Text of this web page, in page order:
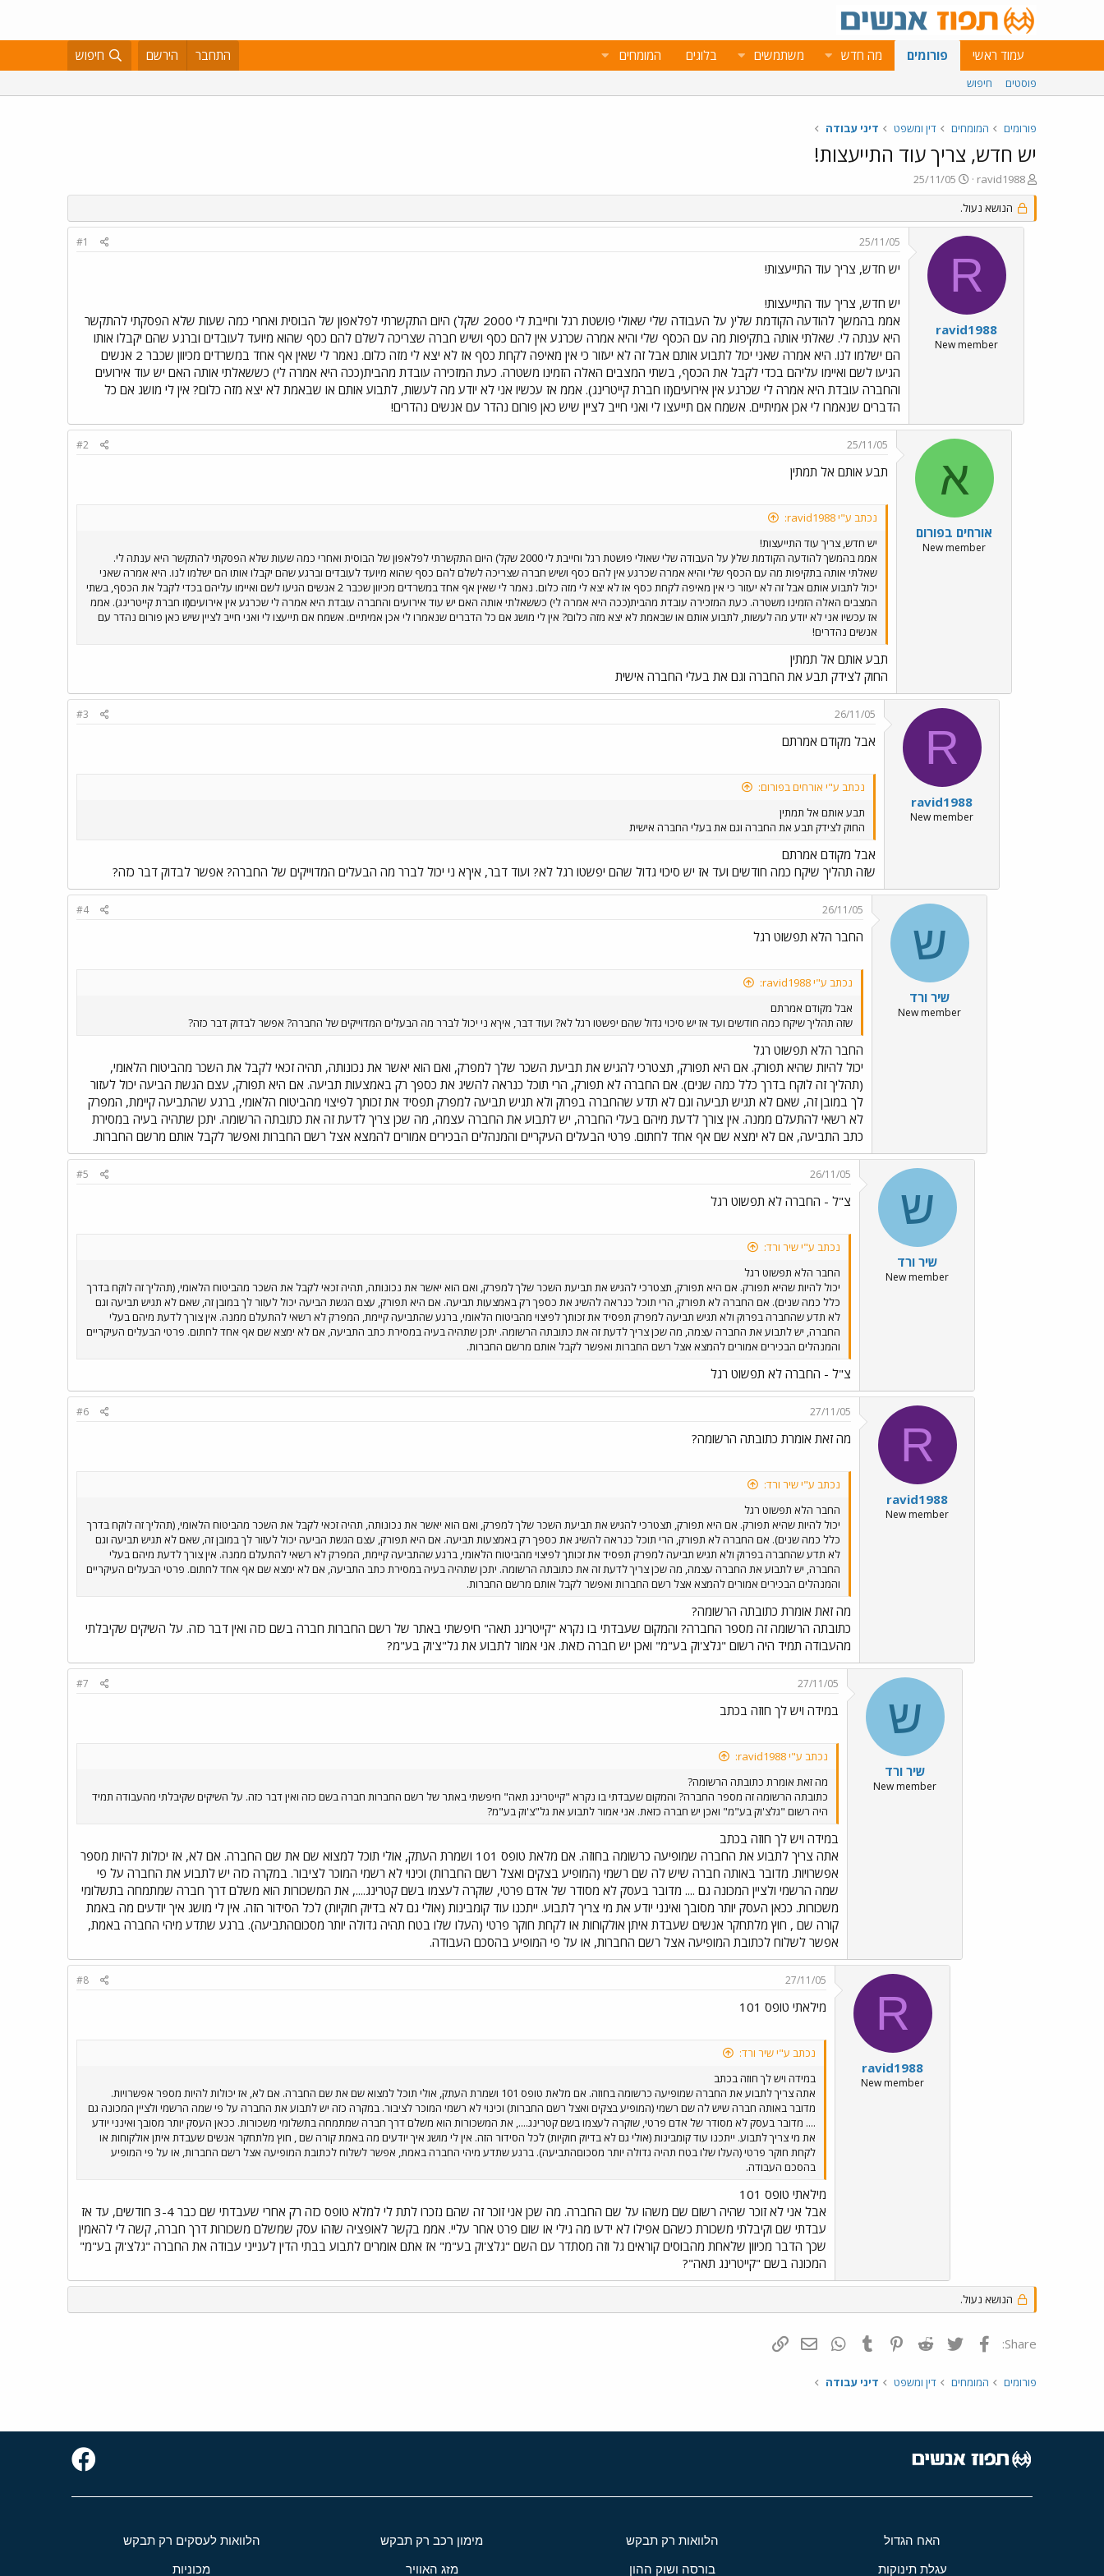
עמוד ראשי פורומים מה חדש משתמשים בלוגים המומחים התחבר הירשם חיפוש
פוסטים חיפוש
פורומים המומחים דין ומשפט דיני עבודה
יש חדש, צריך עוד התייעצות!
פ
ו
ת
ח
ravid1988
פ
ו
ס
ם
ר
י
ך
25/11/05
הנושא נעול.
R
ravid1988
New member
25/11/05
#1
יש חדש, צריך עוד התייעצות!
יש חדש, צריך עוד התייעצות!
אממ בהמשך להודעה הקודמת שלי( על העבודה שלי שאולי פושטת רגל וחייבת לי 2000 שקל) היום התקשרתי לפלאפון של הבוסית ואחרי כמה שעות שלא הפסקתי להתקשר
היא ענתה לי. שאלתי אותה בתקיפות מה עם הכסף שלי והיא אמרה שכרגע אין להם כסף ושיש חברה שצריכה לשלם להם כסף שהוא מיועד לעובדים וברגע שהם יקבלו אותו
הם ישלמו לנו. היא אמרה שאני יכול לתבוע אותם אבל זה לא יעזור כי אין מאיפה לקחת כסף אז לא יצא לי מזה כלום. נאמר לי שאין אף אחד במשרדים מכיוון שכבר 2 אנשים
הגיעו לשם ואיימו עליהם בכדי לקבל את הכסף, בשתי המצבים האלה הזמינו משטרה. כעת המזכירה עובדת מהבית(ככה היא אמרה לי) כששאלתי אותה האם יש עוד אירועים
והחברה עובדת היא אמרה לי שכרגע אין אירועים(זו חברת קייטרינג). אממ אז עכשיו אני לא יודע מה לעשות, לתבוע אותם או שבאמת לא יצא מזה כלום? אין לי מושג אם כל
הדברים שנאמרו לי אכן אמיתיים. אשמח אם תייעצו לי ואני חייב לציין שיש כאן פורום נהדר עם אנשים נהדרים!
א
אורחים בפורום
New member
25/11/05
#2
תבע אותם אל תמתין
נכתב ע"י ravid1988:
יש חדש, צריך עוד התייעצות!
אממ בהמשך להודעה הקודמת שלי( על העבודה שלי שאולי פושטת רגל וחייבת לי 2000 שקל) היום התקשרתי לפלאפון של הבוסית ואחרי כמה שעות שלא הפסקתי להתקשר היא ענתה לי.
שאלתי אותה בתקיפות מה עם הכסף שלי והיא אמרה שכרגע אין להם כסף ושיש חברה שצריכה לשלם להם כסף שהוא מיועד לעובדים וברגע שהם יקבלו אותו הם ישלמו לנו. היא אמרה שאני
יכול לתבוע אותם אבל זה לא יעזור כי אין מאיפה לקחת כסף אז לא יצא לי מזה כלום. נאמר לי שאין אף אחד במשרדים מכיוון שכבר 2 אנשים הגיעו לשם ואיימו עליהם בכדי לקבל את הכסף, בשתי
המצבים האלה הזמינו משטרה. כעת המזכירה עובדת מהבית(ככה היא אמרה לי) כששאלתי אותה האם יש עוד אירועים והחברה עובדת היא אמרה לי שכרגע אין אירועים(זו חברת קייטרינג). אממ
אז עכשיו אני לא יודע מה לעשות, לתבוע אותם או שבאמת לא יצא מזה כלום? אין לי מושג אם כל הדברים שנאמרו לי אכן אמיתיים. אשמח אם תייעצו לי ואני חייב לציין שיש כאן פורום נהדר עם
אנשים נהדרים!
תבע אותם אל תמתין
החוק לצידק תבע את החברה וגם את בעלי החברה אישית
R
ravid1988
New member
26/11/05
#3
אבל מקודם אמרתם
נכתב ע"י אורחים בפורום:
תבע אותם אל תמתין
החוק לצידק תבע את החברה וגם את בעלי החברה אישית
אבל מקודם אמרתם
שזה תהליך שיקח כמה חודשים ועד אז יש סיכוי גדול שהם יפשטו רגל לא? ועוד דבר, איךא ני יכול לברר מה הבעלים המדוייקים של החברה? אפשר לבדוק דבר כזה?
ש
שיר ורד
New member
26/11/05
#4
החבר הלא תפשוט רגל
נכתב ע"י ravid1988:
אבל מקודם אמרתם
שזה תהליך שיקח כמה חודשים ועד אז יש סיכוי גדול שהם יפשטו רגל לא? ועוד דבר, איךא ני יכול לברר מה הבעלים המדוייקים של החברה? אפשר לבדוק דבר כזה?
החבר הלא תפשוט רגל
יכול להיות שהיא תפורק. אם היא תפורק, תצטרכי להגיש את תביעת השכר שלך למפרק, ואם הוא יאשר את נכונותה, תהיה זכאי לקבל את השכר מהביטוח הלאומי,
(תהליך זה לוקח בדרך כלל כמה שנים). אם החברה לא תפורק, הרי תוכל כנראה להשיג את כספך רק באמצעות תביעה. אם היא תפורק, עצם הגשת הביעה יכול לעזור
לך במובן זה, שאם לא תגיש תביעה וגם לא תדע שהחברה בפרוק ולא תגיש תביעה למפרק תפסיד את זכותך לפיצוי מהביטוח הלאומי, ברגע שהתביעה קיימת, המפרק
לא רשאי להתעלם ממנה. אין צורך לדעת מיהם בעלי החברה, יש לתבוע את החברה עצמה, מה שכן צריך לדעת זה את כתובתה הרשומה. יתכן שתהיה בעיה במסירת
כתב התביעה, אם לא ימצא שם אף אחד לחתום. פרטי הבעלים העיקריים והמנהלים הבכירים אמורים להמצא אצל רשם החברות ואפשר לקבל אותם מרשם החברות.
ש
שיר ורד
New member
26/11/05
#5
צ"ל - החברה לא תפשוט רגל
נכתב ע"י שיר ורד:
החבר הלא תפשוט רגל
יכול להיות שהיא תפורק. אם היא תפורק, תצטרכי להגיש את תביעת השכר שלך למפרק, ואם הוא יאשר את נכונותה, תהיה זכאי לקבל את השכר מהביטוח הלאומי, (תהליך זה לוקח בדרך
כלל כמה שנים). אם החברה לא תפורק, הרי תוכל כנראה להשיג את כספך רק באמצעות תביעה. אם היא תפורק, עצם הגשת הביעה יכול לעזור לך במובן זה, שאם לא תגיש תביעה וגם
לא תדע שהחברה בפרוק ולא תגיש תביעה למפרק תפסיד את זכותך לפיצוי מהביטוח הלאומי, ברגע שהתביעה קיימת, המפרק לא רשאי להתעלם ממנה. אין צורך לדעת מיהם בעלי
החברה, יש לתבוע את החברה עצמה, מה שכן צריך לדעת זה את כתובתה הרשומה. יתכן שתהיה בעיה במסירת כתב התביעה, אם לא ימצא שם אף אחד לחתום. פרטי הבעלים העיקריים
והמנהלים הבכירים אמורים להמצא אצל רשם החברות ואפשר לקבל אותם מרשם החברות.
צ"ל - החברה לא תפשוט רגל
R
ravid1988
New member
27/11/05
#6
מה זאת אומרת כתובתה הרשומה?
נכתב ע"י שיר ורד:
החבר הלא תפשוט רגל
יכול להיות שהיא תפורק. אם היא תפורק, תצטרכי להגיש את תביעת השכר שלך למפרק, ואם הוא יאשר את נכונותה, תהיה זכאי לקבל את השכר מהביטוח הלאומי, (תהליך זה לוקח בדרך
כלל כמה שנים). אם החברה לא תפורק, הרי תוכל כנראה להשיג את כספך רק באמצעות תביעה. אם היא תפורק, עצם הגשת הביעה יכול לעזור לך במובן זה, שאם לא תגיש תביעה וגם
לא תדע שהחברה בפרוק ולא תגיש תביעה למפרק תפסיד את זכותך לפיצוי מהביטוח הלאומי, ברגע שהתביעה קיימת, המפרק לא רשאי להתעלם ממנה. אין צורך לדעת מיהם בעלי
החברה, יש לתבוע את החברה עצמה, מה שכן צריך לדעת זה את כתובתה הרשומה. יתכן שתהיה בעיה במסירת כתב התביעה, אם לא ימצא שם אף אחד לחתום. פרטי הבעלים העיקריים
והמנהלים הבכירים אמורים להמצא אצל רשם החברות ואפשר לקבל אותם מרשם החברות.
מה זאת אומרת כתובתה הרשומה?
כתובתה הרשומה זה מספר החברה? והמקום שעבדתי בו נקרא "קייטרינג תאה" חיפשתי באתר של רשם החברות חברה בשם כזה ואין דבר כזה. על השיקים שקיבלתי
מהעבודה תמיד היה רשום "גלצ'וק בע"מ" ואכן יש חברה כזאת. אני אמור לתבוע את גל"צ'וק בע"מ?
ש
שיר ורד
New member
27/11/05
#7
במידה ויש לך חוזה בכתב
נכתב ע"י ravid1988:
מה זאת אומרת כתובתה הרשומה?
כתובתה הרשומה זה מספר החברה? והמקום שעבדתי בו נקרא "קייטרינג תאה" חיפשתי באתר של רשם החברות חברה בשם כזה ואין דבר כזה. על השיקים שקיבלתי מהעבודה תמיד
היה רשום "גלצ'וק בע"מ" ואכן יש חברה כזאת. אני אמור לתבוע את גל"צ'וק בע"מ?
במידה ויש לך חוזה בכתב
אתה צריך לתבוע את החברה שמופיעה כרשומה בחוזה. אם מלאת טופס 101 ושמרת העתק, אולי תוכל למצוא שם את שם החברה. אם לא, אז יכולות להיות מספר
אפשרויות. מדובר באותה חברה שיש לה שם רשמי (המופיע בצקים ואצל רשם החברות) וכינוי לא רשמי המוכר לציבור. במקרה כזה יש לתבוע את החברה על פי
שמה הרשמי ולציין המכונה גם .... מדובר בעסק לא מסודר של אדם פרטי, שוקרה לעצמו בשם קטרינג...., את המשכורות הוא משלם דרך חברה שמתמחה בתשלומי
משכורות. ככאן העסק יותר מסובך ואינני יודע את מי צריך לתבוע. ייתכנו עוד קומבינות (אולי גם לא בדיוק חוקיות) לכל הסידור הזה. אין לי מושג איך יודעים מה באמת
קורה שם , חוץ מלתחקר אנשים שעבדת איתן אולקוחות או לקחת חוקר פרטי (העלו שלו בטח תהיה גדולה יותר מסכוםהתביעה). ברגע שתדע מיהי החברה באמת,
אפשר לשלוח לכתובת המופיעה אצל רשם החברות, או על פי המופיע בהסכם העבודה.
R
ravid1988
New member
27/11/05
#8
מילאתי טופס 101
נכתב ע"י שיר ורד:
במידה ויש לך חוזה בכתב
אתה צריך לתבוע את החברה שמופיעה כרשומה בחוזה. אם מלאת טופס 101 ושמרת העתק, אולי תוכל למצוא שם את שם החברה. אם לא, אז יכולות להיות מספר אפשרויות.
מדובר באותה חברה שיש לה שם רשמי (המופיע בצקים ואצל רשם החברות) וכינוי לא רשמי המוכר לציבור. במקרה כזה יש לתבוע את החברה על פי שמה הרשמי ולציין המכונה גם
.... מדובר בעסק לא מסודר של אדם פרטי, שוקרה לעצמו בשם קטרינג...., את המשכורות הוא משלם דרך חברה שמתמחה בתשלומי משכורות. ככאן העסק יותר מסובך ואינני יודע
את מי צריך לתבוע. ייתכנו עוד קומבינות (אולי גם לא בדיוק חוקיות) לכל הסידור הזה. אין לי מושג איך יודעים מה באמת קורה שם , חוץ מלתחקר אנשים שעבדת איתן אולקוחות או
לקחת חוקר פרטי (העלו שלו בטח תהיה גדולה יותר מסכוםהתביעה). ברגע שתדע מיהי החברה באמת, אפשר לשלוח לכתובת המופיעה אצל רשם החברות, או על פי המופיע
בהסכם העבודה.
מילאתי טופס 101
אבל אני לא זוכר שהיה רשום שם משהו על שם החברה. מה שכן אני זוכר זה שהם נזכרו לתת לי למלא טופס כזה רק אחרי שעבדתי שם כבר 3-4 חודשים, עד אז
עבדתי שם וקיבלתי משכורת כשהם אפילו לא ידעו מה גילי או שום פרט אחר עליי. אממ בקשר לאופציה שזהו עסק שמשלם משכורות דרך חברה, קשה לי להאמין
שכך הדבר מכיוון שלאחת מהבוסים קוראים גל וזה מסתדר עם השם "גלצ'וק בע"מ" אז אתם אומרים לתבוע בבתי הדין לענייני עבודה את החברה "גלצ'וק בע"מ"
המכונה בשם "קייטרינג תאה"?
הנושא נעול.
Share: פייסבוק Twitter
Reddit
Pinterest
Tumblr
WhatsAppדואר אלקטרוני
פורומים המומחים דין ומשפט דיני עבודה
האח הגדול הלוואות רק תבקש מימון רכב רק תבקש הלוואות לעסקים רק תבקש
עגלת תינוקות בורסה ושוק ההון מזג האוויר מכוניות